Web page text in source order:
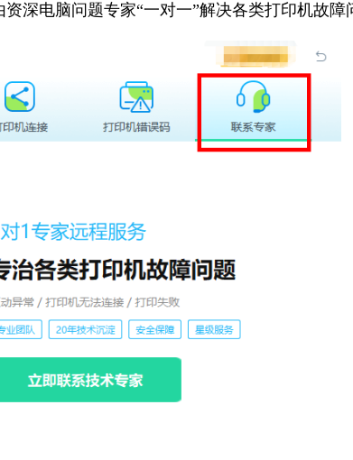
资深电脑问题专家“一对一”解决各类打印机故障